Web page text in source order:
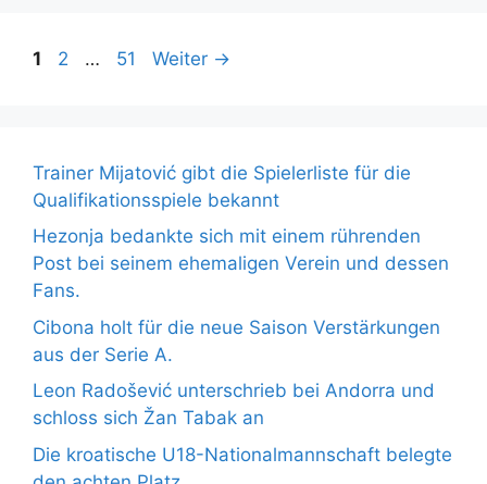
1 2 … 51 Weiter →
Trainer Mijatović gibt die Spielerliste für die
Qualifikationsspiele bekannt
Hezonja bedankte sich mit einem rührenden
Post bei seinem ehemaligen Verein und dessen
Fans.
Cibona holt für die neue Saison Verstärkungen
aus der Serie A.
Leon Radošević unterschrieb bei Andorra und
schloss sich Žan Tabak an
Die kroatische U18-Nationalmannschaft belegte